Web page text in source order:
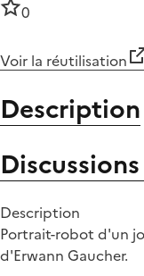
0
Voir la réutilisation
Description
Discussions
Description
Portrait-robot d'un
d'Erwann Gaucher.